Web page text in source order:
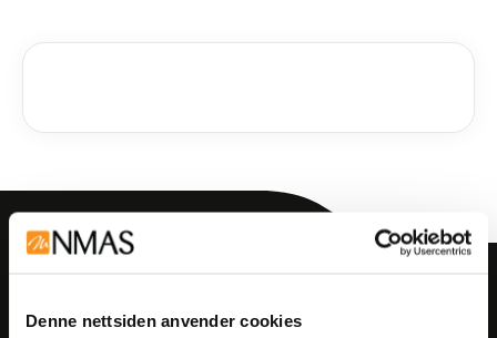
Denne nettsiden anvender cookies
Få informasjon om produkter,